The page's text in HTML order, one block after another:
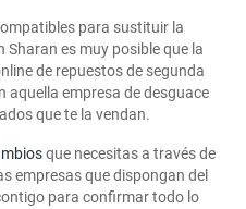
para sustituir la
es muy posible que la
de repuestos de segunda
aquella empresa de desguace
que te la vendan.
que necesitas a través de
empresas que dispongan del
para confirmar todo lo